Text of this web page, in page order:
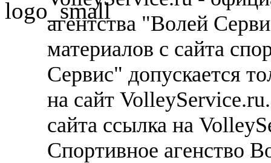
агентства "Волей
материалов с сайта
Сервис" допускается
на сайт
сайта ссылка на
Спортивное агенство